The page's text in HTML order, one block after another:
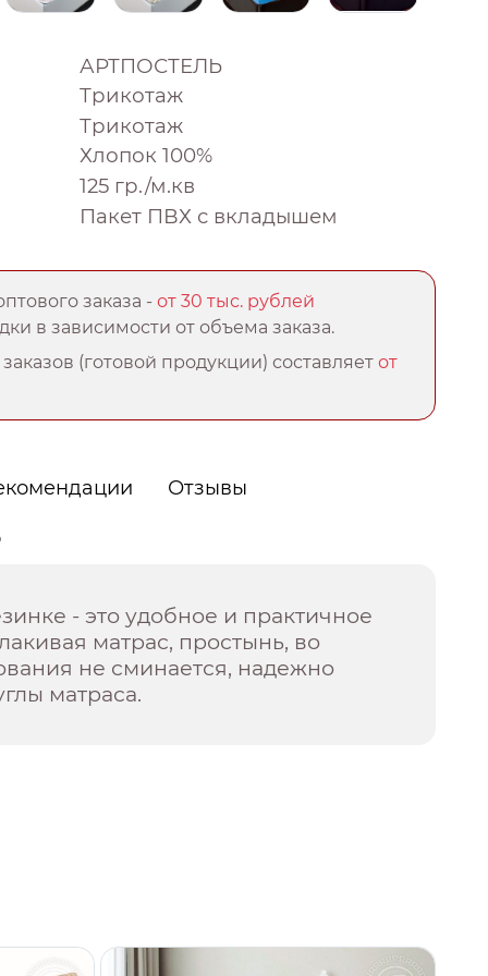
АРТПОСТЕЛЬ
Трикотаж
Трикотаж
Хлопок 100%
125 гр./м.кв
Пакет ПВХ с вкладышем
заказа -от 30 тыс. рублей
в зависимости от объема заказа.
(готовой продукции) составляетот
Отзывы
- это удобное и практичное
матрас, простынь, во
не сминается, надежно
матраса.